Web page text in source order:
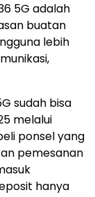
5G adalah
buatan
lebih
sudah bisa
melalui
ponsel yang
pemesanan
hanya